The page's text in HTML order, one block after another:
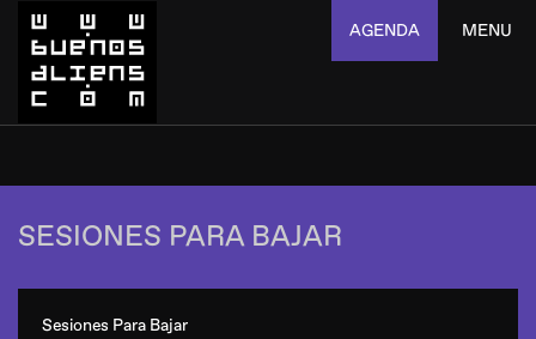
AGENDA MENU
SESIONES PARA BAJAR
Sesiones Para Bajar